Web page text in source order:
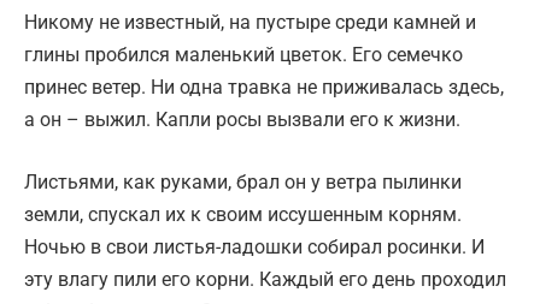
Никому не известный, на пустыре среди камней и
глины пробился маленький цветок. Его семечко
принес ветер. Ни одна травка не приживалась здесь,
а он – выжил. Капли росы вызвали его к жизни.
Листьями, как руками, брал он у ветра пылинки
земли, спускал их к своим иссушенным корням.
Ночью в свои листья-ладошки собирал росинки. И
эту влагу пили его корни. Каждый его день проходил